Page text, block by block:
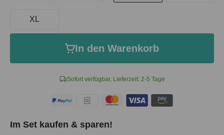
Sofort verfügbar, Lieferzeit: 2-5 Tage
XL
In den Warenkorb
Im Set kaufen & sparen!